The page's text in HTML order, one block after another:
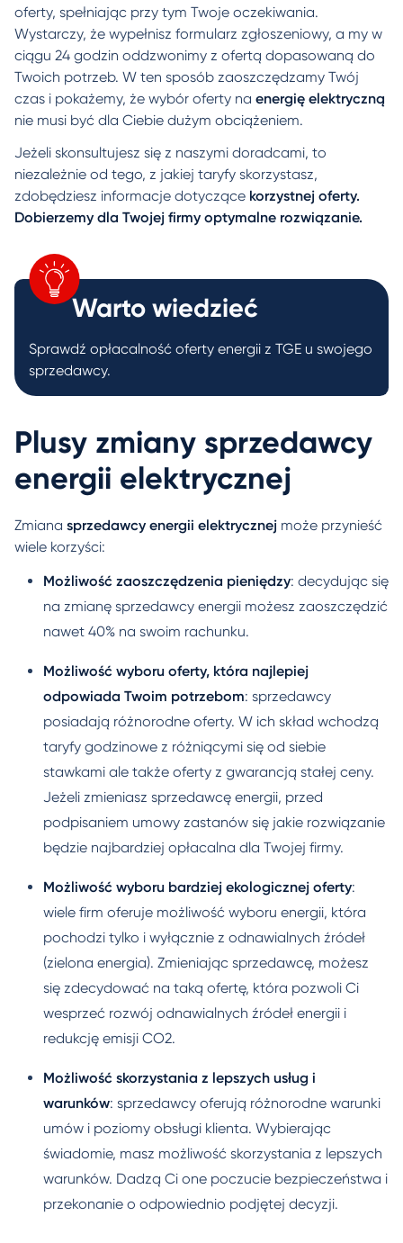
oferty, spełniając przy tym Twoje oczekiwania.
Wystarczy, że wypełnisz formularz zgłoszeniowy, a my w
ciągu 24 godzin oddzwonimy z ofertą dopasowaną do
Twoich potrzeb. W ten sposób zaoszczędzamy Twój
czas i pokażemy, że wybór oferty na energię elektryczną
nie musi być dla Ciebie dużym obciążeniem.
Jeżeli skonsultujesz się z naszymi doradcami, to
niezależnie od tego, z jakiej taryfy skorzystasz,
zdobędziesz informacje dotyczące korzystnej oferty.
Dobierzemy dla Twojej firmy optymalne rozwiązanie.
Warto wiedzieć
Sprawdź opłacalność oferty energii z TGE u swojego
sprzedawcy.
Plusy zmiany sprzedawcy
energii elektrycznej
Zmiana sprzedawcy energii elektrycznej może przynieść
wiele korzyści:
Możliwość zaoszczędzenia pieniędzy: decydując się
na zmianę sprzedawcy energii możesz zaoszczędzić
nawet 40% na swoim rachunku.
Możliwość wyboru oferty, która najlepiej
odpowiada Twoim potrzebom: sprzedawcy
posiadają różnorodne oferty. W ich skład wchodzą
taryfy godzinowe z różniącymi się od siebie
stawkami ale także oferty z gwarancją stałej ceny.
Jeżeli zmieniasz sprzedawcę energii, przed
podpisaniem umowy zastanów się jakie rozwiązanie
będzie najbardziej opłacalna dla Twojej firmy.
Możliwość wyboru bardziej ekologicznej oferty:
wiele firm oferuje możliwość wyboru energii, która
pochodzi tylko i wyłącznie z odnawialnych źródeł
(zielona energia). Zmieniając sprzedawcę, możesz
się zdecydować na taką ofertę, która pozwoli Ci
wesprzeć rozwój odnawialnych źródeł energii i
redukcję emisji CO2.
Możliwość skorzystania z lepszych usług i
warunków: sprzedawcy oferują różnorodne warunki
umów i poziomy obsługi klienta. Wybierając
świadomie, masz możliwość skorzystania z lepszych
warunków. Dadzą Ci one poczucie bezpieczeństwa i
przekonanie o odpowiednio podjętej decyzji.